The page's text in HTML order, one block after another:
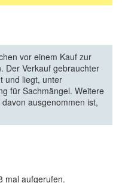
vor einem Kauf zur
Der Verkauf gebrauchter
und liegt, unter
für Sachmängel. Weitere
ausgenommen ist,
mal aufgerufen.